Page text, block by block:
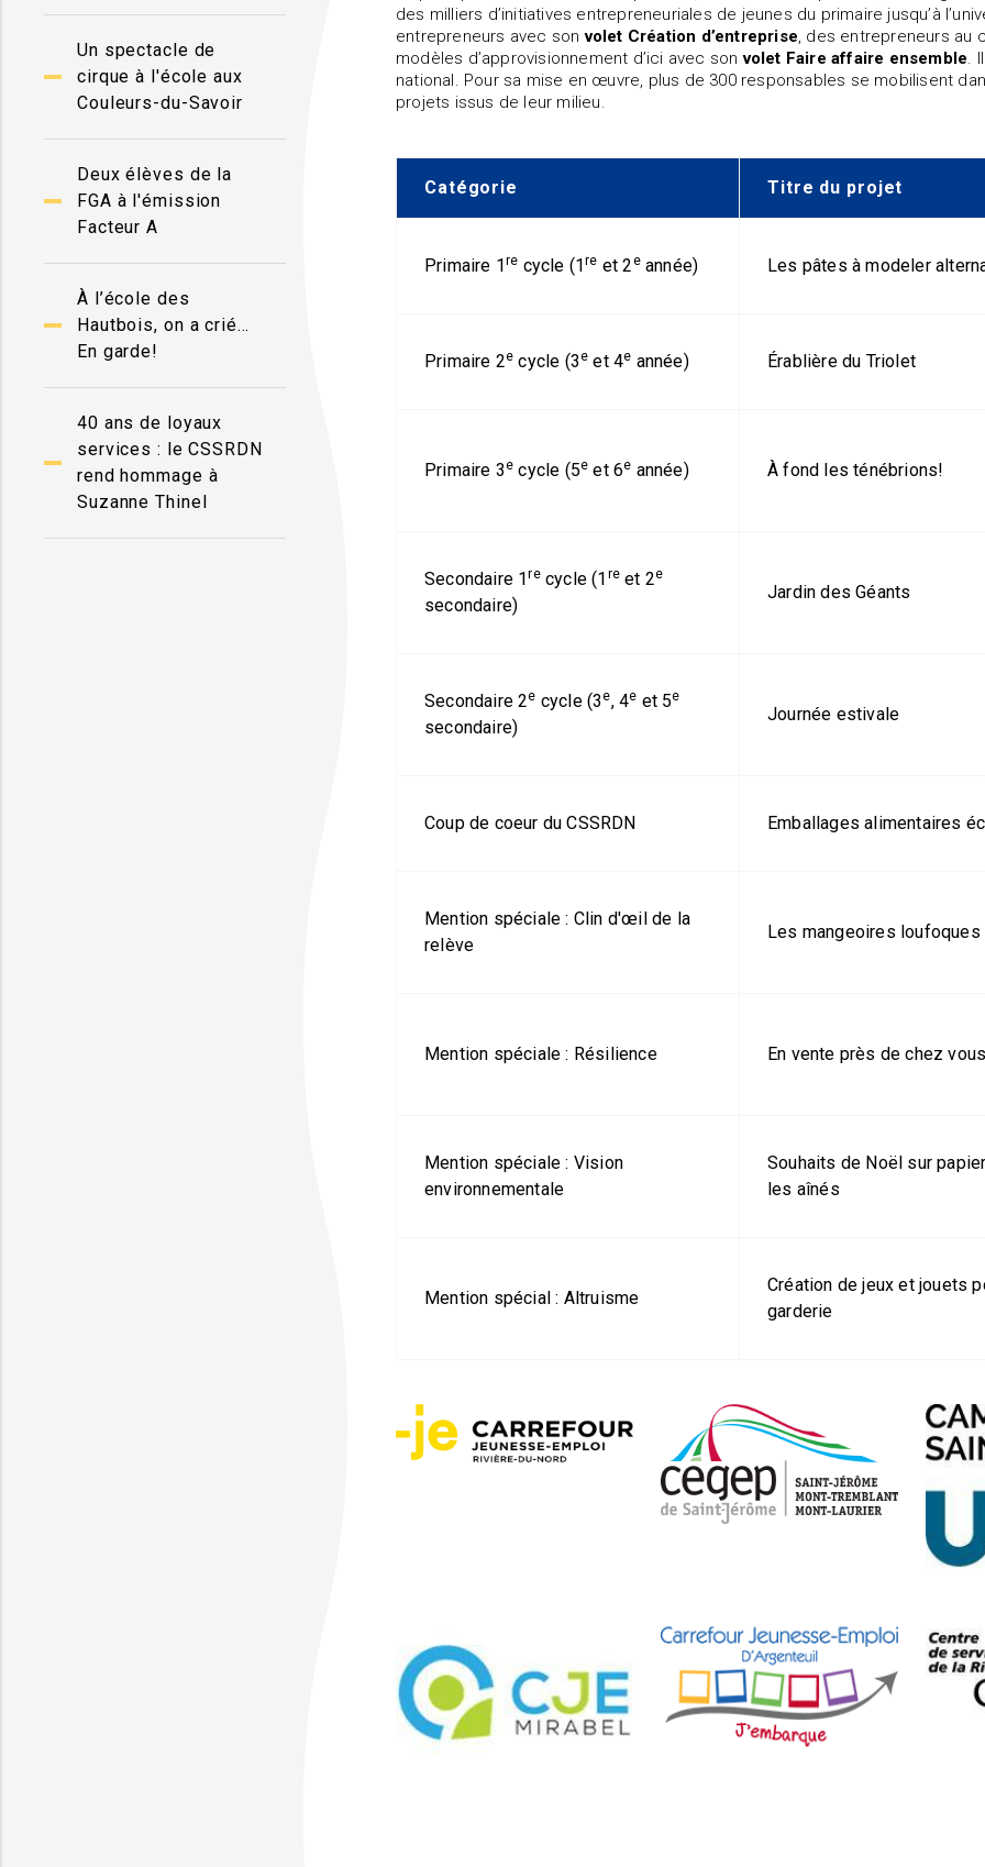
Un spectacle de
cirque à l'école aux
Couleurs-du-Savoir
Deux élèves de la
FGA à l'émission
Facteur A
À l’école des
Hautbois, on a crié…
En garde!
40 ans de loyaux
services : le CSSRDN
rend hommage à
Suzanne Thinel
des milliers d’initiatives entrepreneuriales de jeunes du primaire jusqu’à
entrepreneurs avec sonvolet Création d’entreprise, des entrepreneurs au
modèles d’approvisionnement d’ici avec sonvolet Faire affaire ensemble.
national. Pour sa mise en œuvre, plus de 300 responsables se mobilisent
projets issus de leur milieu.
Catégorie Titre du projet
Primaire 1re cycle (1re et 2eannée) Les pâtes à modeler
Primaire 2e cycle (3e et 4e année) Érablière du Triolet
Primaire 3e cycle (5e et 6e année) À fond les ténébrions!
Secondaire 1recycle (1 re et 2e
secondaire)
Jardin des Géants
Secondaire 2e cycle (3e, 4e et 5e
secondaire)
Journée estivale
Coup de coeur du CSSRDN Emballages alimentaires
Mention spéciale : Clin d'œil de la
relève
Les mangeoires loufoques
Mention spéciale : Résilience En vente près de chez vous
Mention spéciale : Vision
environnementale
Souhaits de Noël sur
les aînés
Mention spécial : Altruisme
Création de jeux et jouets
garderie